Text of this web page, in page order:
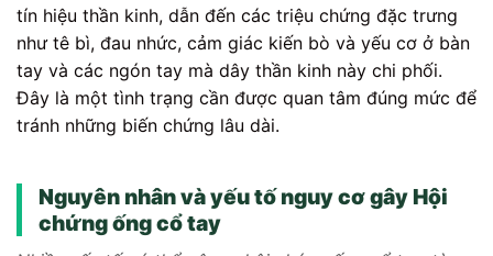
tín hiệu thần kinh, dẫn đến các triệu chứng đặc trưng
như tê bì, đau nhức, cảm giác kiến bò và yếu cơ ở bàn
tay và các ngón tay mà dây thần kinh này chi phối.
Đây là một tình trạng cần được quan tâm đúng mức để
tránh những biến chứng lâu dài.
Nguyên nhân và yếu tố nguy cơ gây Hội
chứng ống cổ tay